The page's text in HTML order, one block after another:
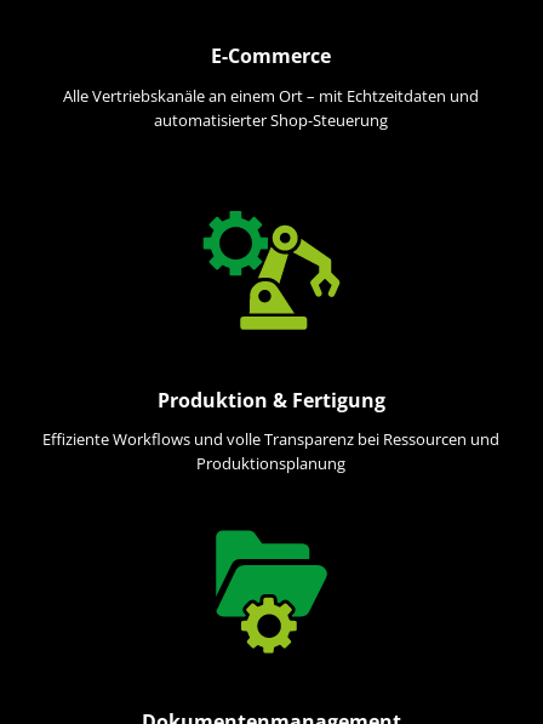
E-Commerce
Alle Vertriebskanäle an einem Ort – mit Echtzeitdaten und
automatisierter Shop-Steuerung
Produktion & Fertigung
Effiziente Workflows und volle Transparenz bei Ressourcen und
Produktionsplanung